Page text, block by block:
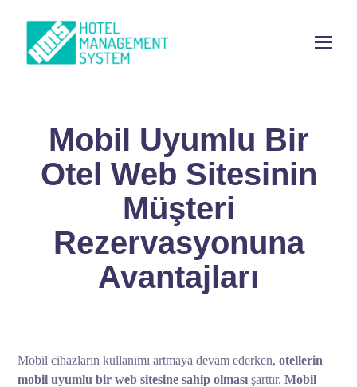
Mobil Uyumlu Bir
Otel Web Sitesinin
Müşteri
Rezervasyonuna
Avantajları
Mobil cihazların kullanımı artmaya devam ederken,otellerin
mobil uyumlu bir web sitesine sahip olması şarttır.Mobil